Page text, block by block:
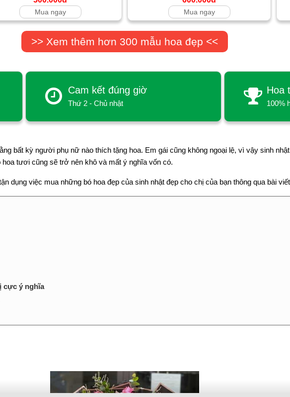
Mua ngay Mua ngay
>> Xem thêm hơn 300 mẫu hoa đẹp <<
Cam kết đúng giờ
Thứ 2 - Chủ nhật
Hoa
100%
bất kỳ người phụ nữ nào thích tặng hoa. Em gái cũng không ngoại lệ, vì vậy sinh
tươi cũng sẽ trở nên khô và mất ý nghĩa vốn có.
dụng việc mua những bó hoa đẹp của sinh nhật đẹp cho chị của bạn thông qua bài
cực ý nghĩa